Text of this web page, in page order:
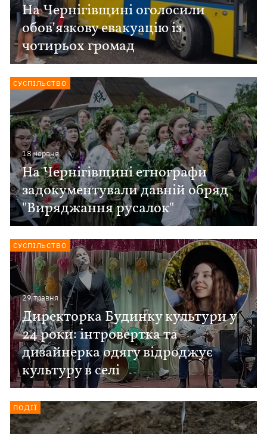
На Чернігівщині оголосили
обов’язкову евакуацію із
чотирьох громад
18 червня
На Чернігівщині етнографи
задокументували давній обряд
"Виряджання русалок"
СУСПІЛЬСТВО
29 травня
Директорка Будинку культури у
24 роки: інтровертка та
дизайнерка одягу відроджує
культуру в селі
СУСПІЛЬСТВО
ПОДІЇ